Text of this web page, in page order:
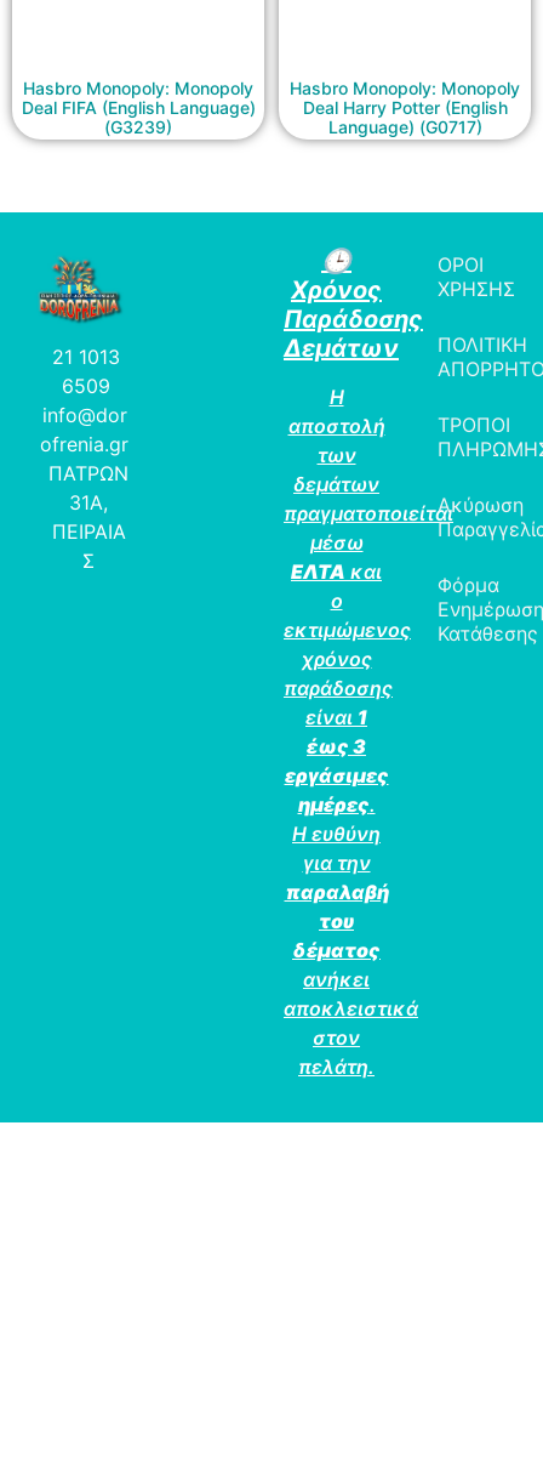
Hasbro Monopoly: Monopoly
Deal FIFA (English Language)
(G3239)
Hasbro Monopoly: Monopoly
Deal Harry Potter (English
Language) (G0717)
21 1013
6509
info@dor
ofrenia.gr
ΠΑΤΡΩΝ
31Α,
ΠΕΙΡΑΙΑ
Σ
🕒
Χρόνος
Παράδοσης
Δεμάτων
Η
αποστολή
των
δεμάτων
πραγματοποιείται
μέσω
ΕΛΤΑ και
ο
εκτιμώμενος
χρόνος
παράδοσης
είναι 1
έως 3
εργάσιμες
ημέρες.
Η ευθύνη
για την
παραλαβή
του
δέματος
ανήκει
αποκλειστικά
στον
πελάτη.
ΟΡΟΙ
ΧΡΗΣΗΣ
ΠΟΛΙΤΙΚΗ
ΤΡΟΠΟΙ
Ακύρωση
Φόρμα
Κατάθεσης